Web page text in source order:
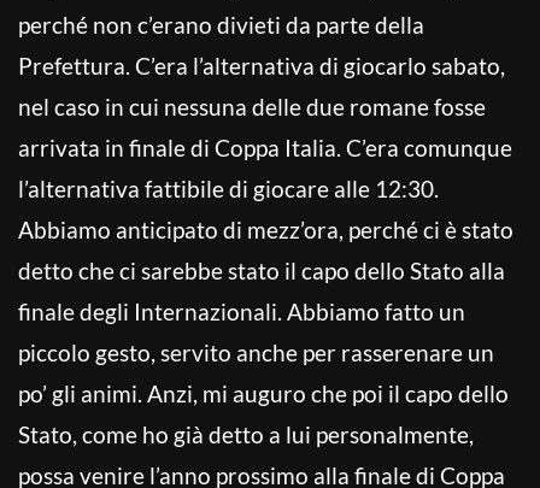
perché non c’erano divieti da parte della
Prefettura. C’era l’alternativa di giocarlo sabato,
nel caso in cui nessuna delle due romane fosse
arrivata in finale di Coppa Italia. C’era comunque
l’alternativa fattibile di giocare alle 12:30.
Abbiamo anticipato di mezz’ora, perché ci è stato
detto che ci sarebbe stato il capo dello Stato alla
finale degli Internazionali. Abbiamo fatto un
piccolo gesto, servito anche per rasserenare un
po’ gli animi. Anzi, mi auguro che poi il capo dello
Stato, come ho già detto a lui personalmente,
possa venire l’anno prossimo alla finale di Coppa